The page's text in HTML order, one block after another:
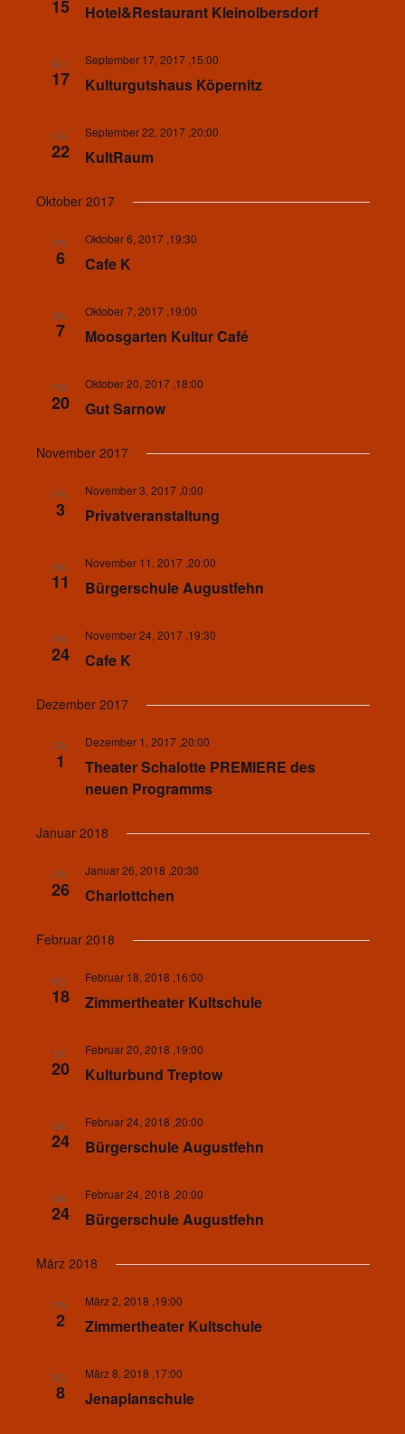
15 Hotel&Restaurant Kleinolbersdorf
SO.
17 Kulturgutshaus Köpernitz
September 17, 2017 ,15:00
FR.
22 KultRaum
September 22, 2017 ,20:00
Oktober 2017
FR.
6 Cafe K
Oktober 6, 2017 ,19:30
SA.
7 Moosgarten Kultur Café
Oktober 7, 2017 ,19:00
FR.
20 Gut Sarnow
Oktober 20, 2017 ,18:00
November 2017
FR.
3 Privatveranstaltung
November 3, 2017 ,0:00
SA.
11 Bürgerschule Augustfehn
November 11, 2017 ,20:00
FR.
24 Cafe K
November 24, 2017 ,19:30
Dezember 2017
FR.
1
Theater Schalotte PREMIERE des
neuen Programms
Dezember 1, 2017 ,20:00
Januar 2018
FR.
26 Charlottchen
Januar 26, 2018 ,20:30
Februar 2018
SO.
18 Zimmertheater Kultschule
Februar 18, 2018 ,16:00
DI.
20 Kulturbund Treptow
Februar 20, 2018 ,19:00
SA.
24 Bürgerschule Augustfehn
Februar 24, 2018 ,20:00
SA.
24 Bürgerschule Augustfehn
Februar 24, 2018 ,20:00
März 2018
FR.
2 Zimmertheater Kultschule
März 2, 2018 ,19:00
DO.
8 Jenaplanschule
März 8, 2018 ,17:00